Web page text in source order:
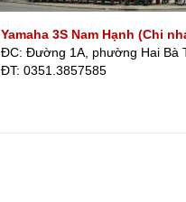
Yamaha 3S Nam Hạnh (Chi
ĐC: Đường 1A, phường Hai Bà
ÐT: 0351.3857585